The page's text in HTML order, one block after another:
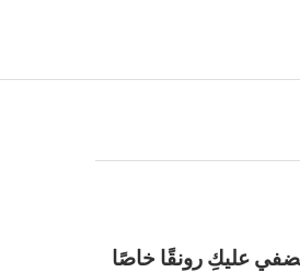
يضفي عليكِ رونقًا خاصًا